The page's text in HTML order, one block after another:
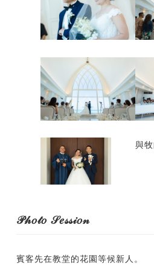
與
𝒫𝒽𝑜𝓉𝑜 𝒮𝑒𝓈𝓈𝒾𝑜𝓃
賓客先在教堂的花園等候新人。